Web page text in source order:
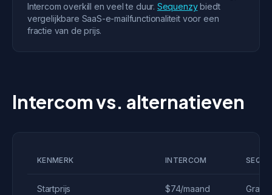
Intercom overkill en veel te duur. Sequenzybiedt
vergelijkbare SaaS-e-mailfunctionaliteit voor een
fractie van de prijs.
Intercom vs. alternatieven
KENMERK INTERCOM
Startprijs $74/maand Gratis